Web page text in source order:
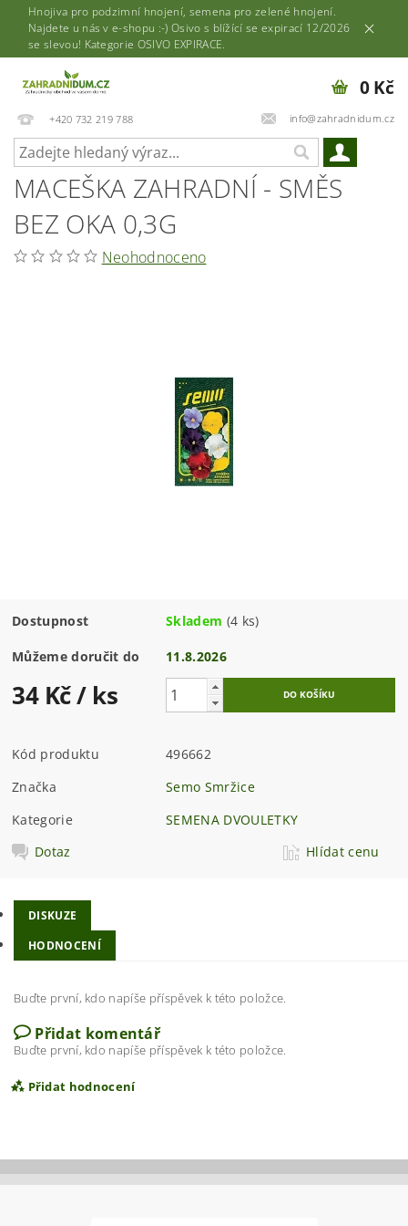
Hnojiva pro podzimní hnojení, semena pro zelené hnojení.
Najdete u nás v e-shopu :-) Osivo s blížící se expirací 12/2026
se slevou! Kategorie OSIVO EXPIRACE.
+420 732 219 788 info@zahradnidum.cz
0 Kč
MACEŠKA ZAHRADNÍ - SMĚS
BEZ OKA 0,3G
Neohodnoceno
Dostupnost Skladem (4 ks)
Můžeme doručit do 11.8.2026
34 Kč/ ks
Kód produktu
496662
Značka
Semo Smržice
Kategorie
SEMENA DVOULETKY
Dotaz
Hlídat cenu
DISKUZE
HODNOCENÍ
Buďte první, kdo napíše příspěvek k této položce.
Přidat komentář
Buďte první, kdo napíše příspěvek k této položce.
Přidat hodnocení